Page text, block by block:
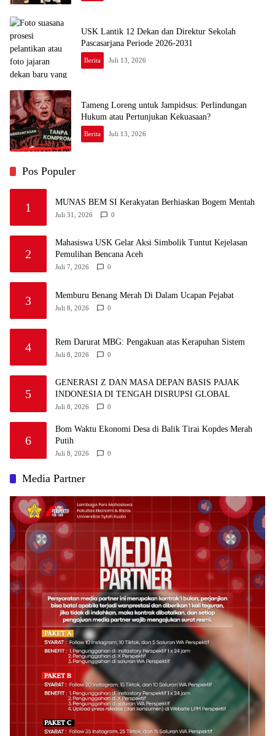
USK Lantik 12 Dekan dan Direktur Sekolah
Pascasarjana Periode 2026-2031
Berita Juli 13, 2026
Tameng Loreng untuk Jampidsus: Perlindungan
Hukum atau Pertunjukan Kekuasaan?
Berita Juli 13, 2026
Pos Populer
1 MUNAS BEM SI Kerakyatan Berhiaskan Bogem Mentah
Juli 31, 2026 0
2
Mahasiswa USK Gelar Aksi Simbolik Tuntut Kejelasan
Pemulihan Bencana Aceh
Juli 7, 2026 0
3 Memburu Benang Merah Di Dalam Ucapan Pejabat
Juli 8, 2026 0
4 Rem Darurat MBG: Pengakuan atas Kerapuhan Sistem
Juli 8, 2026 0
5
GENERASI Z DAN MASA DEPAN BASIS PAJAK
INDONESIA DI TENGAH DISRUPSI GLOBAL
Juli 8, 2026 0
6
Bom Waktu Ekonomi Desa di Balik Tirai Kopdes Merah
Putih
Juli 8, 2026 0
Media Partner